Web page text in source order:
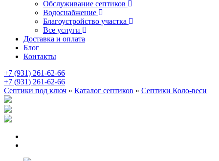
Обслуживание септиков
Водоснабжение
Благоустройство участка
Все услуги
Доставка и оплата
Блог
Контакты
+7 (931) 261-62-66
+7 (931) 261-62-66
Септики под ключ » Каталог септиков » Септики Коло-веси